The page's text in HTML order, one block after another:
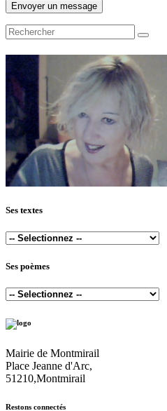
Ses textes
Ses poèmes
Mairie de Montmirail
Place Jeanne d'Arc,
51210,Montmirail
Restons connectés